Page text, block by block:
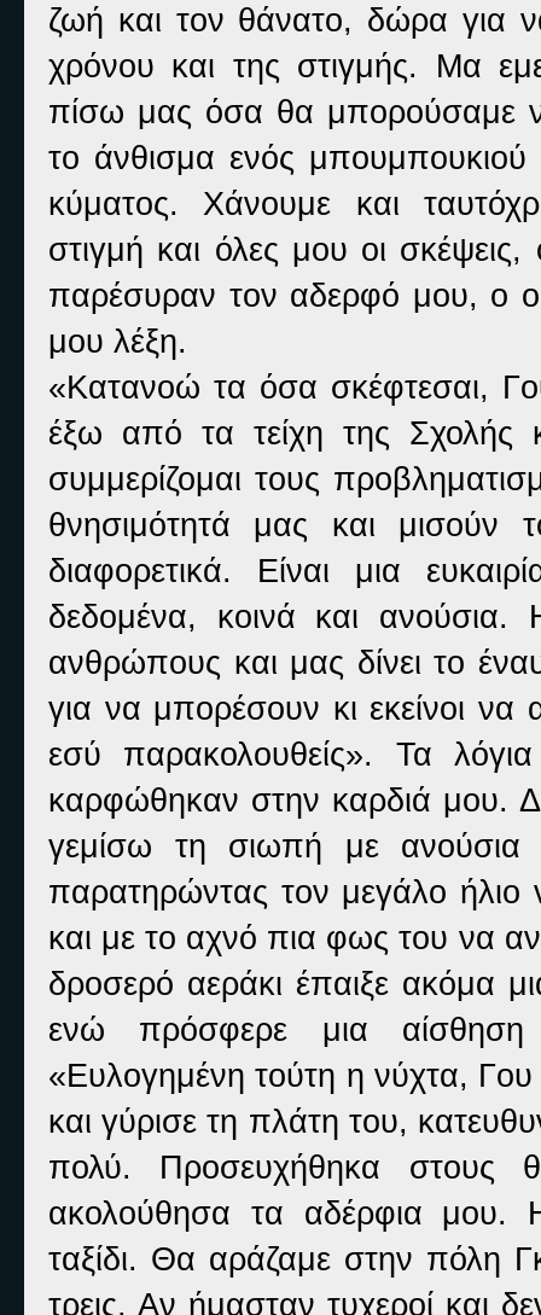
ζωή και τον θάνατο, δώρα για
χρόνου και της στιγμής. Μα
πίσω μας όσα θα μπορούσαμε
το άνθισμα ενός
κύματος. Χάνουμε και
στιγμή και όλες μου οι
παρέσυραν τον αδερφό μου, ο
μου λέξη.
«Κατανοώ τα όσα σκέφτεσαι,
έξω από τα τείχη της Σχολής
συμμερίζομαι τους
θνησιμότητά μας και
διαφορετικά. Είναι μια
δεδομένα, κοινά και ανούσια.
ανθρώπους και μας δίνει το
για να μπορέσουν κι εκείνοι
εσύ παρακολουθείς». Τα
καρφώθηκαν στην καρδιά μου.
γεμίσω τη σιωπή με ανούσια
παρατηρώντας τον μεγάλο
και με το αχνό πια φως του να
δροσερό αεράκι έπαιξε ακόμα
ενώ πρόσφερε μια
«Ευλογημένη τούτη η νύχτα,
και γύρισε τη πλάτη του,
πολύ. Προσευχήθηκα στους
ακολούθησα τα αδέρφια μου.
ταξίδι. Θα αράζαμε στην πόλη
τρεις. Αν ήμασταν τυχεροί και